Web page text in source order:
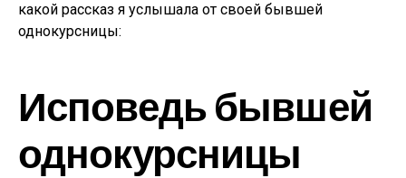
какой рассказ я услышала от своей бывшей
однокурсницы:
Исповедь бывшей
однокурсницы